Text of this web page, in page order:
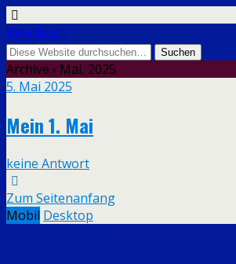
Weberknecht
Archive › Mai, 2025
5. Mai 2025
Mein 1. Mai
keine Antwort
Zum Seitenanfang
Mobil Desktop